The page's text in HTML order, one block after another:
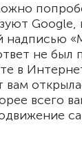
не
в
всего